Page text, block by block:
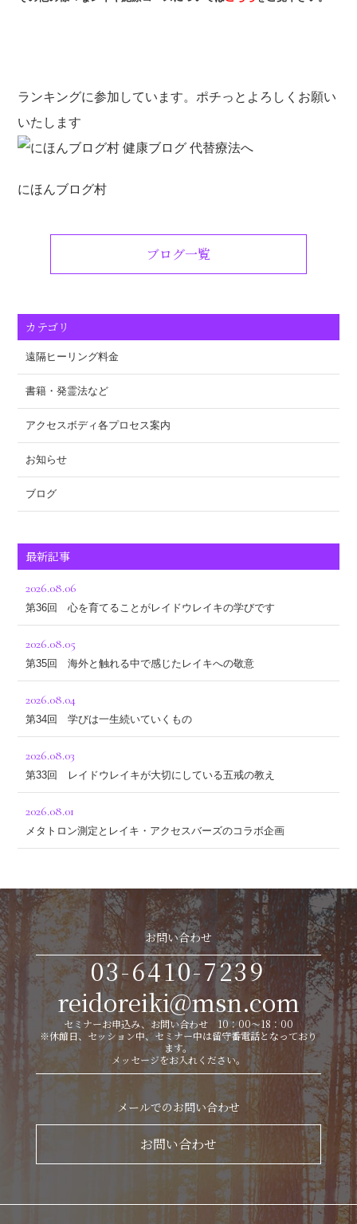
ランキングに参加しています。ポチっとよろしくお願い
いたします
にほんブログ村
ブログ一覧
カテゴリ
遠隔ヒーリング料金
書籍・発霊法など
アクセスボディ各プロセス案内
お知らせ
ブログ
最新記事
2026.08.06
第36回 心を育てることがレイドウレイキの学びです
2026.08.05
第35回 海外と触れる中で感じたレイキへの敬意
2026.08.04
第34回 学びは一生続いていくもの
2026.08.03
第33回 レイドウレイキが大切にしている五戒の教え
2026.08.01
メタトロン測定とレイキ・アクセスバーズのコラボ企画
お問い合わせ
03-6410-7239
reidoreiki@msn.com
セミナーお申込み、お問い合わせ 10：00～18：00
※休館日、セッション中、セミナー中は留守番電話となっており
ます。
メッセージをお入れください。
メールでのお問い合わせ
お問い合わせ